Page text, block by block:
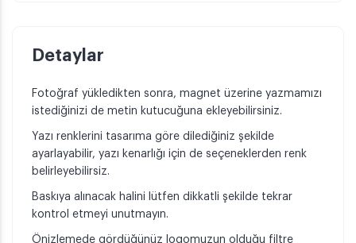
Detaylar
Fotoğraf yükledikten sonra, magnet üzerine yazmamızı
istediğinizi de metin kutucuğuna ekleyebilirsiniz.
Yazı renklerini tasarıma göre dilediğiniz şekilde
ayarlayabilir, yazı kenarlığı için de seçeneklerden renk
belirleyebilirsiz.
Baskıya alınacak halini lütfen dikkatli şekilde tekrar
kontrol etmeyi unutmayın.
Önizlemede gördüğünüz logomuzun olduğu filtre